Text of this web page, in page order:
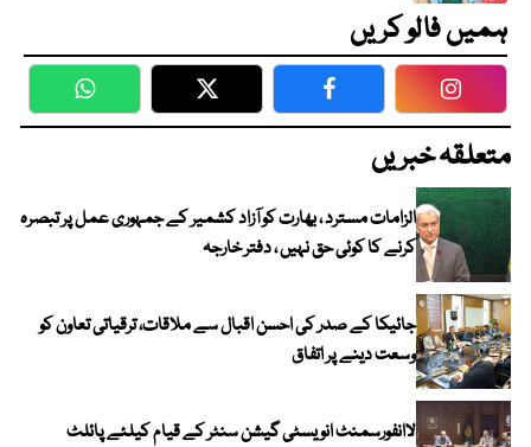
ہمیں فالو کریں
WhatsApp Twitter Facebook
متعلقہ خبریں
الزامات مسترد ، بھارت کو آزاد کشمیر کے جمہوری عمل پر تبصرہ
کرنے کا کوئی حق نہیں ، دفتر خارجہ
جائیکا کے صدر کی احسن اقبال سے ملاقات، ترقیاتی تعاون کو
وسعت دینے پر اتفاق
لاانفورسمنٹ انویسٹی گیشن سنٹر کے قیام کیلئے پائلٹ